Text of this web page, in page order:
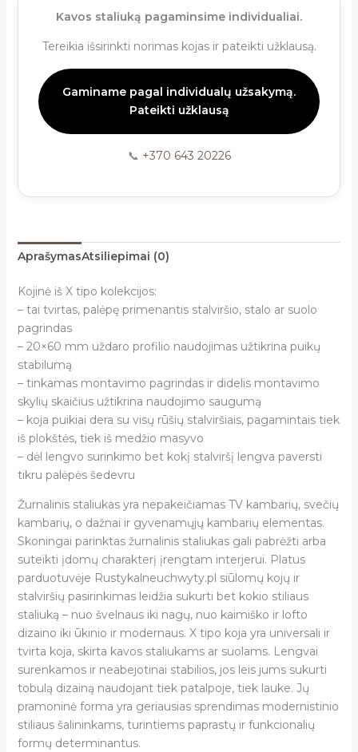
Kavos staliuką pagaminsime individualiai.
Tereikia išsirinkti norimas kojas ir pateikti užklausą.
Gaminame pagal individualų užsakymą.
Pateikti užklausą
📞 +370 643 20226
AprašymasAtsiliepimai (0)
Kojinė iš X tipo kolekcijos:
– tai tvirtas, palėpę primenantis stalviršio, stalo ar suolo
pagrindas
– 20×60 mm uždaro profilio naudojimas užtikrina puikų
stabilumą
– tinkamas montavimo pagrindas ir didelis montavimo
skylių skaičius užtikrina naudojimo saugumą
– koja puikiai dera su visų rūšių stalviršiais, pagamintais tiek
iš plokštės, tiek iš medžio masyvo
– dėl lengvo surinkimo bet kokį stalviršį lengva paversti
tikru palėpės šedevru
Žurnalinis staliukas yra nepakeičiamas TV kambarių, svečių
kambarių, o dažnai ir gyvenamųjų kambarių elementas.
Skoningai parinktas žurnalinis staliukas gali pabrėžti arba
suteikti įdomų charakterį įrengtam interjerui. Platus
parduotuvėje Rustykalneuchwyty.pl siūlomų kojų ir
stalviršių pasirinkimas leidžia sukurti bet kokio stiliaus
staliuką – nuo švelnaus iki nagų, nuo kaimiško ir lofto
dizaino iki ūkinio ir modernaus. X tipo koja yra universali ir
tvirta koja, skirta kavos staliukams ar suolams. Lengvai
surenkamos ir neabejotinai stabilios, jos leis jums sukurti
tobulą dizainą naudojant tiek patalpoje, tiek lauke. Jų
pramoninė forma yra geriausias sprendimas modernistinio
stiliaus šalininkams, turintiems paprastų ir funkcionalių
formų determinantus.